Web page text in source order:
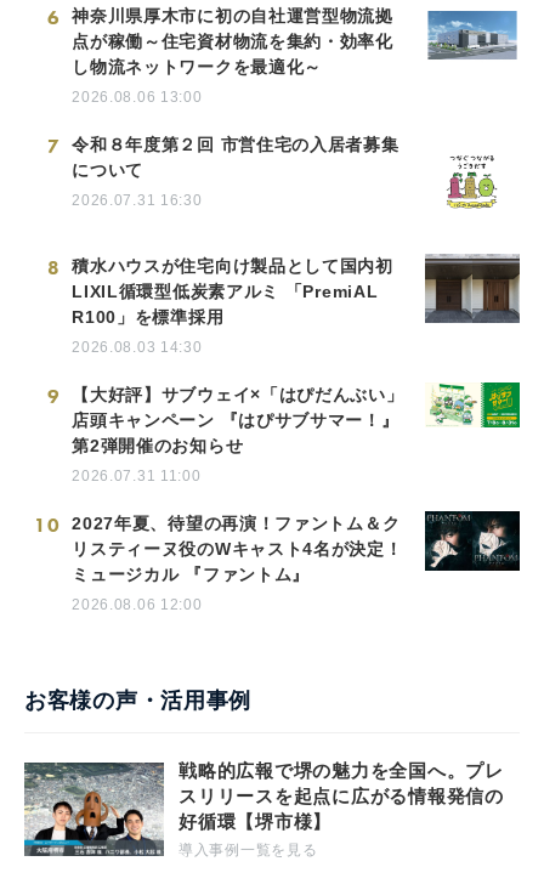
6
神奈川県厚木市に初の自社運営型物流拠
点が稼働～住宅資材物流を集約・効率化
し物流ネットワークを最適化～
2026.08.06 13:00
7
令和８年度第２回 市営住宅の入居者募集
について
2026.07.31 16:30
8
積水ハウスが住宅向け製品として国内初
LIXIL循環型低炭素アルミ 「PremiAL
R100」を標準採用
2026.08.03 14:30
9
【大好評】サブウェイ×「はぴだんぶい」
店頭キャンペーン 『はぴサブサマー！』
第2弾開催のお知らせ
2026.07.31 11:00
10
2027年夏、待望の再演！ファントム＆ク
リスティーヌ役のWキャスト4名が決定！
ミュージカル 『ファントム』
2026.08.06 12:00
お客様の声・活用事例
戦略的広報で堺の魅力を全国へ。プレ
スリリースを起点に広がる情報発信の
好循環【堺市様】
導入事例一覧を見る